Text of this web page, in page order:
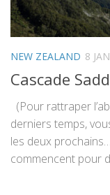
NEW ZEALAND 8
Cascade
(Pour rattraper
derniers temps,
les deux
commencent pour